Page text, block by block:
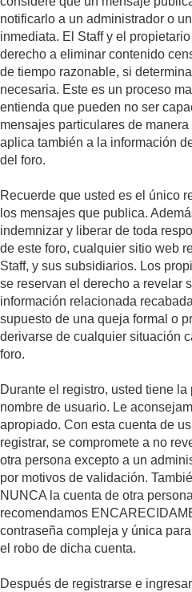
notificarlo a un administrador o
inmediata. El Staff y el
derecho a eliminar contenido
de tiempo razonable, si
necesaria. Este es un proceso
entienda que pueden no ser
mensajes particulares de
aplica también a la información
del foro.
Recuerde que usted es el único
los mensajes que publica.
indemnizar y liberar de toda
de este foro, cualquier sitio web
Staff, y sus subsidiarios. Los
se reservan el derecho a revelar
información relacionada
supuesto de una queja formal o
derivarse de cualquier situación
foro.
Durante el registro, usted tiene
nombre de usuario. Le
apropiado. Con esta cuenta de
registrar, se compromete a no
otra persona excepto a un
por motivos de validación.
NUNCA la cuenta de otra
recomendamos
contraseña compleja y única
el robo de dicha cuenta.
Después de registrarse e